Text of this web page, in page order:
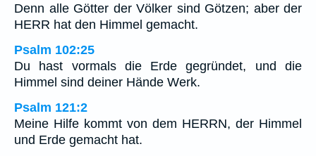
Denn alle Götter der Völker sind Götzen; aber der
HERR hat den Himmel gemacht.
Psalm 102:25
Du hast vormals die Erde gegründet, und die
Himmel sind deiner Hände Werk.
Psalm 121:2
Meine Hilfe kommt von dem HERRN, der Himmel
und Erde gemacht hat.